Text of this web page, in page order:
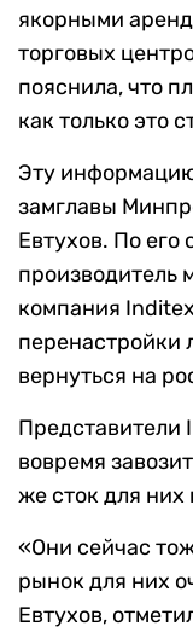
якорными
торговых
пояснила, что
как только это
Эту
замглавы
Евтухов. По его
производитель
компания
перенастройки
вернуться на
Представители
вовремя
же сток для них
«Они сейчас
рынок для них
Евтухов,